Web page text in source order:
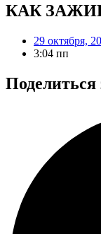
КАК
29 октября,
3:04 пп